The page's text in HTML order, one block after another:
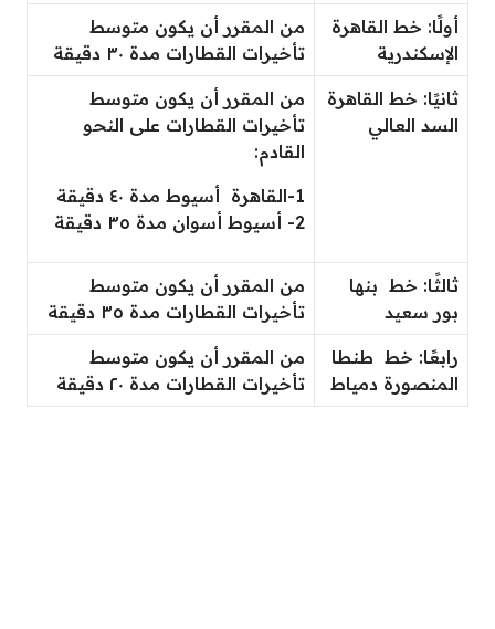
أولًا: خط القاهرة
الإسكندرية
من المقرر أن يكون متوسط
تأخيرات القطارات مدة ٣٠ دقيقة
ثانيًا: خط القاهرة
السد العالي
من المقرر أن يكون متوسط
تأخيرات القطارات على النحو
القادم:
1-القاهرة أسيوط مدة ٤٠ دقيقة
2- أسيوط أسوان مدة ٣٥ دقيقة
ثالثًا: خط بنها
بور سعيد
من المقرر أن يكون متوسط
تأخيرات القطارات مدة ٣٥ دقيقة
رابعًا: خط طنطا
المنصورة دمياط
من المقرر أن يكون متوسط
تأخيرات القطارات مدة ٢٠ دقيقة